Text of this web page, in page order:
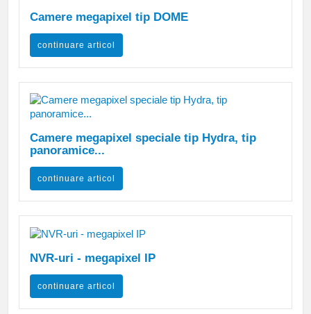
Camere megapixel tip DOME
continuare articol
Camere megapixel speciale tip Hydra, tip
panoramice...
continuare articol
NVR-uri - megapixel IP
continuare articol